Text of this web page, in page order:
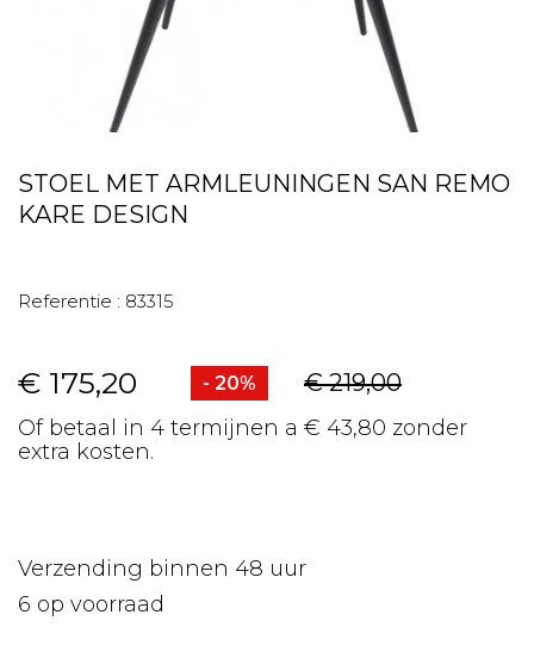
STOEL MET ARMLEUNINGEN SAN REMO
KARE DESIGN
Referentie : 83315
€ 175,20 - 20% € 219,00
Of betaal in 4 termijnen a € 43,80 zonder
extra kosten.
Verzending binnen 48 uur
6 op voorraad